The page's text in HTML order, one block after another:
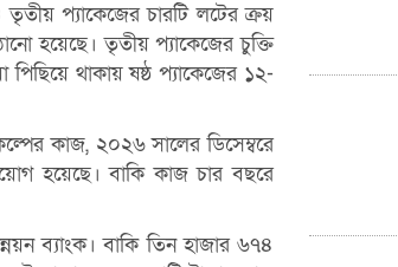
প্যাকেজের চারটি লটের ক্রয়
হয়েছে। তৃতীয় প্যাকেজের চুক্তি
থাকায় ষষ্ঠ প্যাকেজের ১২-
কাজ, ২০২৬ সালের ডিসেম্বরে
হয়েছে। বাকি কাজ চার বছরে
ব্যাংক। বাকি তিন হাজার ৬৭৪